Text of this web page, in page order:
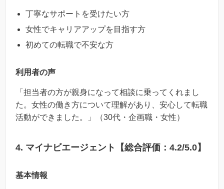
丁寧なサポートを受けたい方
女性でキャリアアップを目指す方
初めての転職で不安な方
利用者の声
「担当者の方が親身になって相談に乗ってくれまし
た。女性の働き方について理解があり、安心して転職
活動ができました。」（30代・企画職・女性）
4. マイナビエージェント【総合評価：4.2/5.0】
基本情報